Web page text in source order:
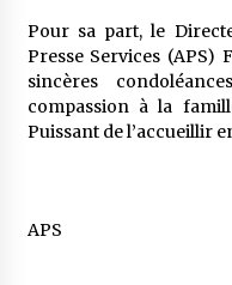
Pour sa part, le
Presse Services (APS)
sincères
compassion à la
Puissant de l’accueillir
APS